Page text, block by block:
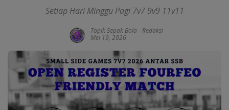
Setiap Hari Minggu Pagi 7v7 9v9 11v11
Topik Sepak Bola- Redaksi
Mei 19, 2026